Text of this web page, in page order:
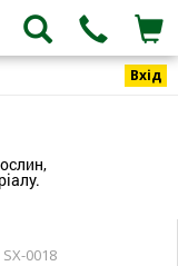
Вхід
0018